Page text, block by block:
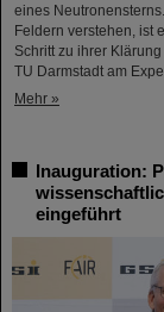
eines
Feldern verstehen, ist
Schritt zu ihrer
TU Darmstadt am
Mehr »
Inauguration:
eingeführt